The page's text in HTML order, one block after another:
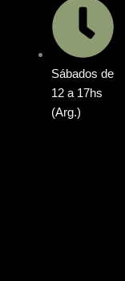
Sábados de
12 a 17hs
(Arg.)